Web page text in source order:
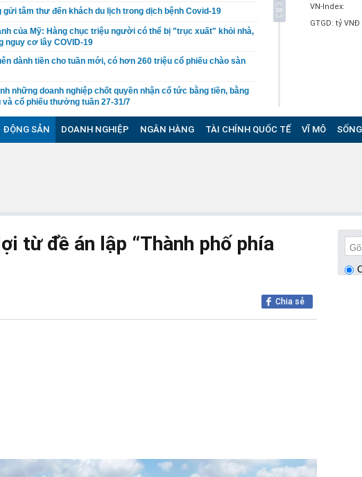
gửi tâm thư đến khách du lịch trong dịch bệnh Covid-19
của Mỹ: Hàng chục triệu người có thể bị "trục xuất" khỏi nhà,
nguy cơ lây COVID-19
dành tiền cho tuần mới, có hơn 260 triệu cổ phiếu chào sàn
những doanh nghiệp chốt quyền nhận cổ tức bằng tiền, bằng
và cổ phiếu thưởng tuần 27-31/7
cho phân khúc nhà đất, biệt thự nửa cuối 2020
ca mắc mới Covid-19, 2 bệnh nhân ở Đà Nẵng tiên lượng rất
được kỳ vọng hỗ trợ thị trường trong tuần giao dịch cuối tháng
VN-Index:
GTGD: tỷ VNĐ
ĐỘNG SẢN DOANH NGHIỆP NGÂN HÀNG TÀI CHÍNH QUỐC TẾ VĨ MÔ SỐNG
từ đề án lập “Thành phố phía
Chia sẻ